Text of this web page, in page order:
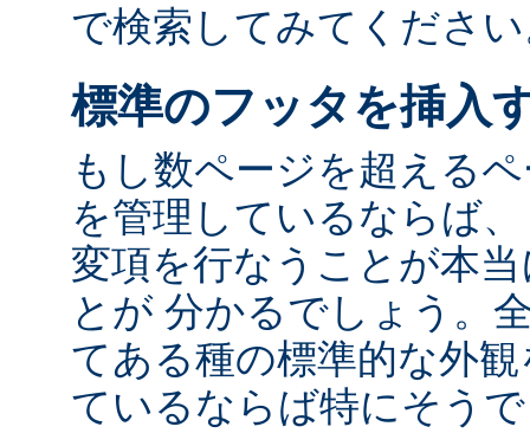
で検索してみてくださ
標準のフッタを挿入
もし数ページを超える
を管理しているならば
変項を行なうことが本
とが 分かるでしょう。
てある種の標準的な外
ているならば特にそう